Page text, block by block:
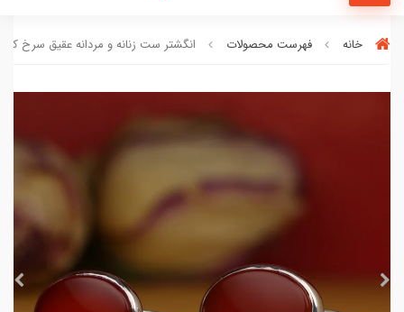
خانه فهرست محصولات انگشتر ست زنانه و مردانه عقیق سرخ کد 2227